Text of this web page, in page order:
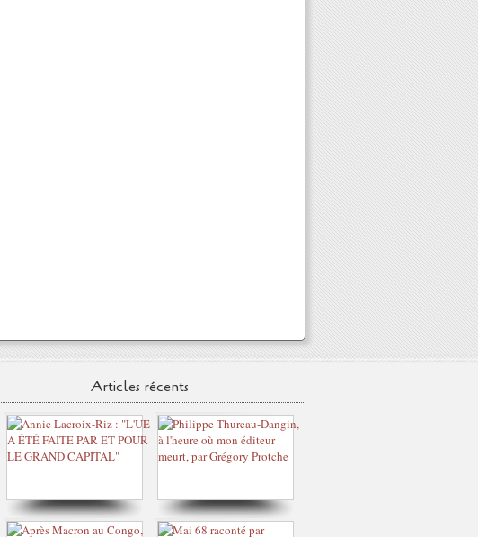
Articles récents